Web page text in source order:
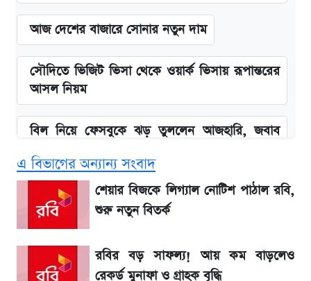
আজ দেশের বাজারে সোনার নতুন দাম
সৌদিতে ভিজিট ভিসা থেকে ওয়ার্ক ভিসায় রূপান্তরের
আসল নিয়ম
বিল নিয়ে ফেসবুকে ঝড় তুললেন আজহারি, জবাব
বাংলাদেশ নিয়ে যা বললেন সজীব ওয়াজেদ জয়
২ লাখ মানুষ অপেক্ষায়, কিন্তু দেখা গেল না শেখ
হাসিনাকে! এরপর যা ঘটল...
এ বিভাগের অন্যান্য সংবাদ
শেয়ার বিজকে লিগ্যাল নোটিশ পাঠাল রবি,
শুরু নতুন বিতর্ক
রবির বড় সাফল্য! আয় কম বাড়লেও
রেকর্ড মুনাফা ও গ্রাহক বৃদ্ধি